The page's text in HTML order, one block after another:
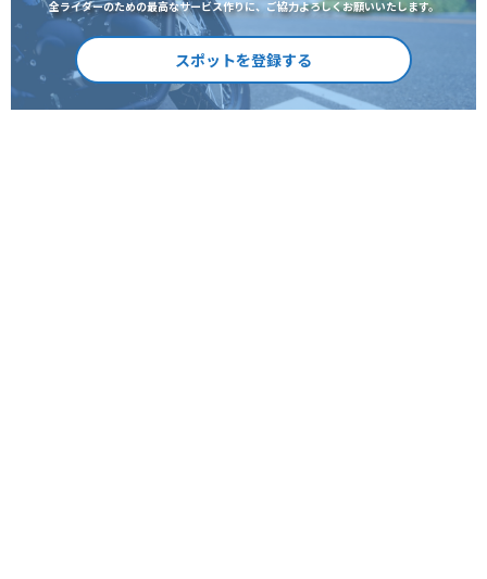
全ライダーのための最高なサービス作りに、ご協力よろしくお願いいたします。
スポットを登録する